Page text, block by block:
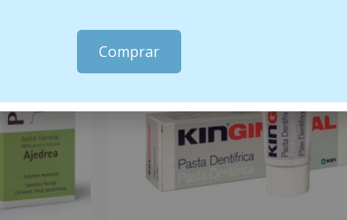
Comprar